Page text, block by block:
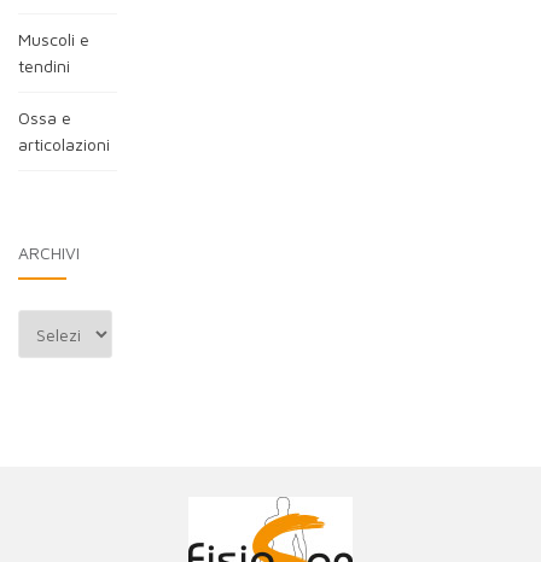
Muscoli e
tendini
Ossa e
articolazioni
ARCHIVI
Archivi